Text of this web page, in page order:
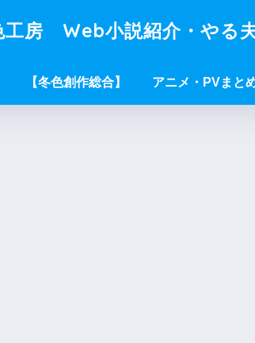
工房 Web小説紹介・やる
【冬色創作総合】 アニメ・PVまと